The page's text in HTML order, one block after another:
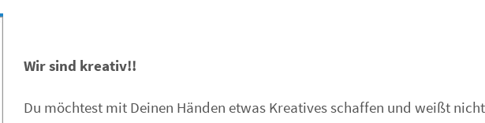
Wir sind kreativ!!
Du möchtest mit Deinen Händen etwas Kreatives schaffen und weißt